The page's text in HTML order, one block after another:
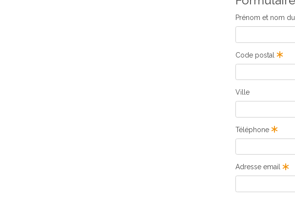
Prénom et nom
Code postal
Ville
Téléphone
Adresse email